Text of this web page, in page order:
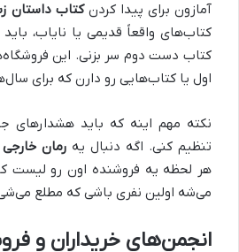
آمازون برای پیدا کردنکتاب داستان
کتاب‌های واقعاً قدیمی یا نایاب،
کتاب دست دوم سر بزنی. این
اول یا کتاب‌هایی رو دارن که برای
تنظیم کنی. اگه دنبال یه رمان خارجی
هر لحظه یه فروشنده اون رو لیست
می‌شه اولین نفری باشی که مطلع
انجمن‌های خریداران و